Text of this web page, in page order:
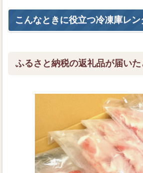
こんなときに役立つ冷凍庫レン
ふるさと納税の返礼品が届いた